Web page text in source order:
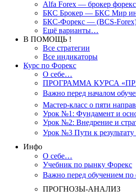
Alfa Forex — брокер форекс
БКС Брокер — БКС Мир
БКС-Форекс — (BCS-
Ещё варианты…
В ПОМОЩЬ !
Все стратегии
Все индикаторы
Курс по Форекс
О себе…
ПРОГРАММА КУРСА
Важно перед началом
Мастер-класс о пяти
Урок №1: Фундамент и
Урок №2: Внедрение и
Урок №3 Пути к результату
Инфо
О себе…
Учебник по рынку Форекс
Важно перед обучением по
ПРОГНОЗЫ-АНАЛИЗ